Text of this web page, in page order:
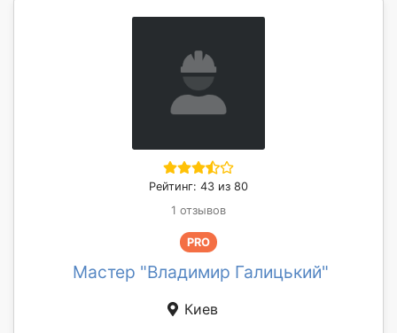
Рейтинг: 43 из 80
1 отзывов
PRO
Мастер "Владимир Галицький"
Киев